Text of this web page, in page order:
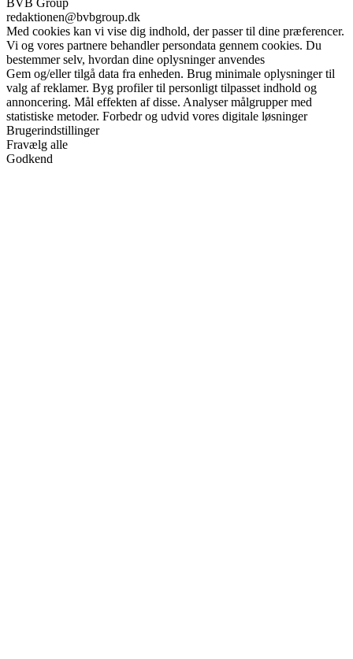
BVB Group
redaktionen@bvbgroup.dk
Med cookies kan vi vise dig indhold, der passer til dine præferencer.
Vi og vores partnere behandler persondata gennem cookies. Du
bestemmer selv, hvordan dine oplysninger anvendes
Gem og/eller tilgå data fra enheden. Brug minimale oplysninger til
valg af reklamer. Byg profiler til personligt tilpasset indhold og
annoncering. Mål effekten af disse. Analyser målgrupper med
statistiske metoder. Forbedr og udvid vores digitale løsninger
Brugerindstillinger
Fravælg alle
Godkend